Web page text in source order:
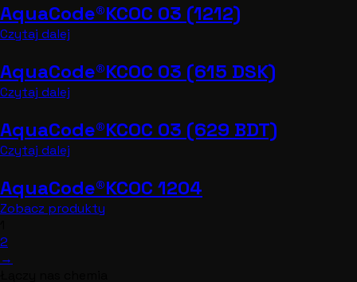
AquaCode®KCOC 03 (1212)
Czytaj dalej
AquaCode®KCOC 03 (615 DSK)
Czytaj dalej
AquaCode®KCOC 03 (629 BDT)
Czytaj dalej
AquaCode®KCOC 1204
Zobacz produkty
2
→